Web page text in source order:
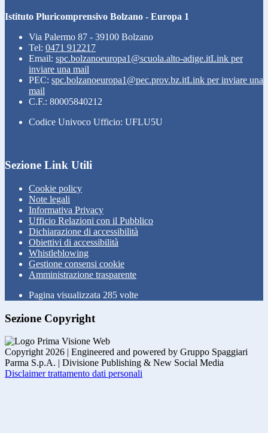
Istituto Pluricomprensivo Bolzano - Europa 1
Via Palermo 87 - 39100 Bolzano
Tel: 0471 912217
Email: spc.bolzanoeuropa1@scuola.alto-adige.itLink per
inviare una mail
PEC: spc.bolzanoeuropa1@pec.prov.bz.itLink per inviare una
mail
C.F.: 80005840212
Codice Univoco Ufficio: UFLU5U
Sezione Link Utili
Cookie policy
Note legali
Informativa Privacy
Ufficio Relazioni con il Pubblico
Dichiarazione di accessibilità
Obiettivi di accessibilità
Whistleblowing
Gestione consensi cookie
Amministrazione trasparente
Pagina visualizzata 285 volte
Sezione Copyright
Copyright 2026 | Engineered and powered by Gruppo Spaggiari
Parma S.p.A. | Divisione Publishing & New Social Media
Disclaimer trattamento dati personali